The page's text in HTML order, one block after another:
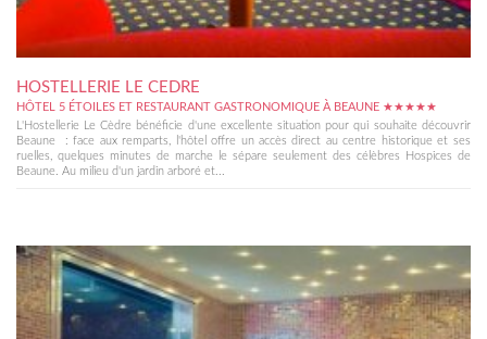
HOSTELLERIE LE CEDRE
HÔTEL 5 ÉTOILES ET RESTAURANT GASTRONOMIQUE À BEAUNE ★★★★★
L'Hostellerie Le Cèdre bénéficie d'une excellente situation pour qui souhaite découvrir
Beaune : face aux remparts, l'hôtel offre un accès direct au centre historique et ses
ruelles, quelques minutes de marche le sépare seulement des célèbres Hospices de
Beaune. Au milieu d'un jardin arboré et...